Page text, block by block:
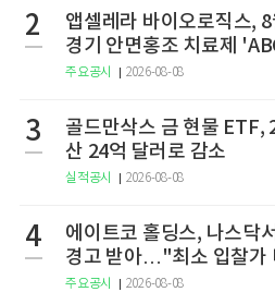
2
앱셀레라 바이오로직스, 8
경기 안면홍조 치료제
상 2상 결과 발표
주요공시 2026-08-08
3
골드만삭스 금 현물 ETF,
산 24억 달러로 감소
실적공시 2026-08-08
4
에이트코 홀딩스, 나스닥
경고 받아…"최소 입찰가
주요공시 2026-08-08